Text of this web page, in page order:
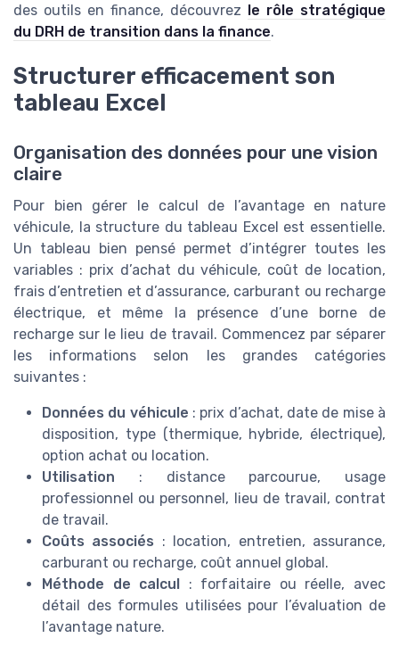
des outils en finance, découvrez le rôle stratégique
du DRH de transition dans la finance.
Structurer efficacement son
tableau Excel
Organisation des données pour une vision
claire
Pour bien gérer le calcul de l’avantage en nature
véhicule, la structure du tableau Excel est essentielle.
Un tableau bien pensé permet d’intégrer toutes les
variables : prix d’achat du véhicule, coût de location,
frais d’entretien et d’assurance, carburant ou recharge
électrique, et même la présence d’une borne de
recharge sur le lieu de travail. Commencez par séparer
les informations selon les grandes catégories
suivantes :
Données du véhicule : prix d’achat, date de mise à
disposition, type (thermique, hybride, électrique),
option achat ou location.
Utilisation : distance parcourue, usage
professionnel ou personnel, lieu de travail, contrat
de travail.
Coûts associés : location, entretien, assurance,
carburant ou recharge, coût annuel global.
Méthode de calcul
: forfaitaire ou réelle, avec
détail des formules utilisées pour l’évaluation de
l’avantage nature.